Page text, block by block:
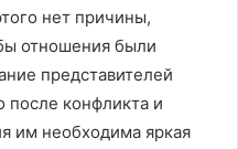
нет причины,
отношения были
представителей
после конфликта и
им необходима яркая